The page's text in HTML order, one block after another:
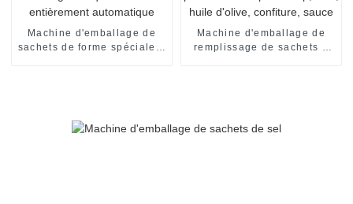
Machine d'emballage de
sachets de forme spéciale à
Machine d'emballage de
remplissage de sachets à